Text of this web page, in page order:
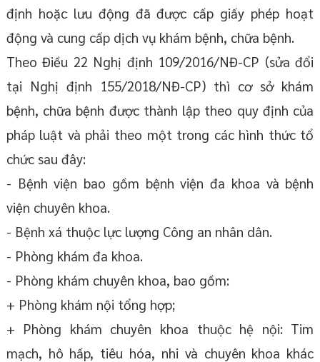
định hoặc lưu động đã được cấp giấy phép hoạt
động và cung cấp dịch vụ khám bệnh, chữa bệnh.
Theo Điều 22 Nghị định 109/2016/NĐ-CP (sửa đổi
tại Nghị định 155/2018/NĐ-CP) thì cơ sở khám
bệnh, chữa bệnh được thành lập theo quy định của
pháp luật và phải theo một trong các hình thức tổ
chức sau đây:
- Bệnh viện bao gồm bệnh viện đa khoa và bệnh
viện chuyên khoa.
- Bệnh xá thuộc lực lượng Công an nhân dân.
- Phòng khám đa khoa.
- Phòng khám chuyên khoa, bao gồm:
+ Phòng khám nội tổng hợp;
+ Phòng khám chuyên khoa thuộc hệ nội: Tim
mạch, hô hấp, tiêu hóa, nhi và chuyên khoa khác